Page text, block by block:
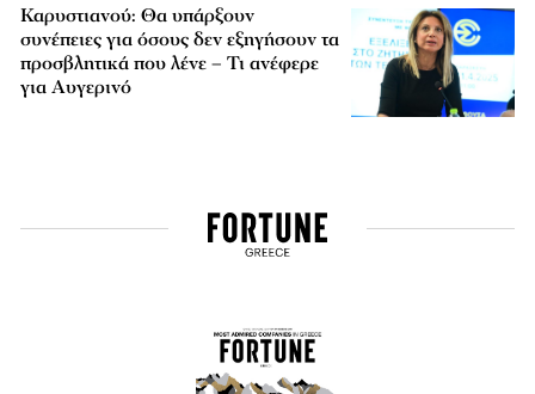
Καρυστιανού: Θα υπάρξουν
συνέπειες για όσους δεν εξηγήσουν τα
προσβλητικά που λένε – Τι ανέφερε
για Αυγερινό